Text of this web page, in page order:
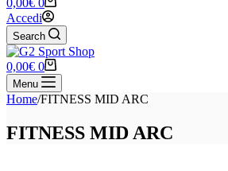
0,00€ 0
Accedi
Search
Carrello
0,00€ 0
Menu
Home/FITNESS MID ARC
FITNESS MID ARC